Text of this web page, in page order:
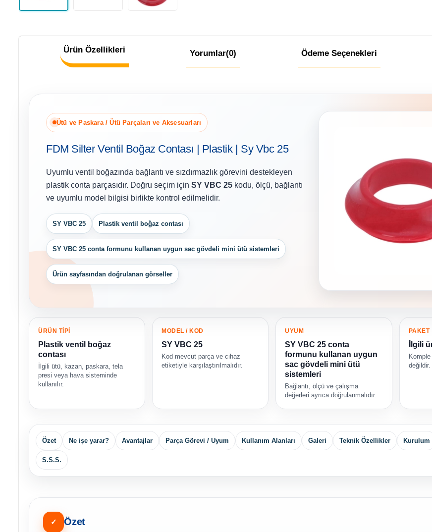
Ürün Özellikleri Yorumlar(0) Ödeme Seçenekleri
Ütü ve Paskara / Ütü Parçaları ve Aksesuarları
FDM Silter Ventil Boğaz Contası | Plastik | Sy Vbc 25
Uyumlu ventil boğazında bağlantı ve sızdırmazlık görevini destekleyen
plastik conta parçasıdır. Doğru seçim için SY VBC 25 kodu, ölçü, bağlantı
ve uyumlu model bilgisi birlikte kontrol edilmelidir.
SY VBC 25 Plastik ventil boğaz contası
SY VBC 25 conta formunu kullanan uygun sac gövdeli mini ütü sistemleri
Ürün sayfasından doğrulanan görseller
ÜRÜN TİPİ
Plastik ventil boğaz
contası
İlgili ütü, kazan, paskara, tela
presi veya hava sisteminde
kullanılır.
MODEL / KOD
SY VBC 25
Kod mevcut parça ve cihaz
etiketiyle karşılaştırılmalıdır.
UYUM
SY VBC 25 conta
formunu kullanan uygun
sac gövdeli mini ütü
sistemleri
Bağlantı, ölçü ve çalışma
değerleri ayrıca doğrulanmalıdır.
PAKET
İlgili
değildir.
Özet Ne işe yarar? Avantajlar Parça Görevi / Uyum Kullanım Alanları Galeri Teknik Özellikler Kurulum
S.S.S.
✓ Özet